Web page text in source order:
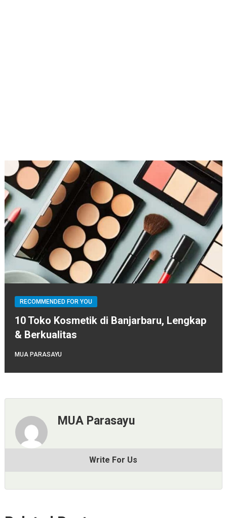
RECOMMENDED FOR YOU
10 Toko Kosmetik di Banjarbaru, Lengkap
& Berkualitas
MUA PARASAYU
MUA Parasayu
Write For Us